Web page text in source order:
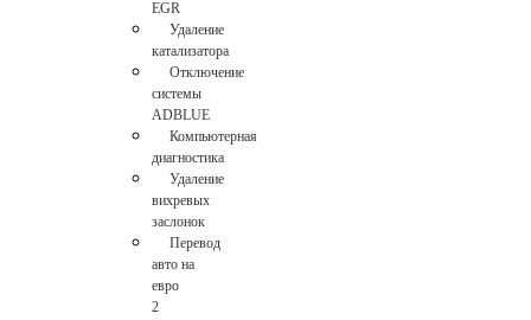
EGR
Удаление
катализатора
Отключение
системы
ADBLUE
Компьютерная
диагностика
Удаление
вихревых
заслонок
Перевод
авто на
евро
2